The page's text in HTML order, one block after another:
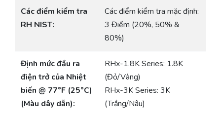
Các điểm kiểm tra
RH NIST:
Các điểm kiểm tra mặc định:
3 Điểm (20%, 50% &
80%)
Định mức đầu ra
điện trở của Nhiệt
biến @ 77°F (25°C)
(Màu dây dẫn):
RHx-1.8K Series: 1.8K
(Đỏ/Vàng)
RHx-3K Series: 3K
(Trắng/Nâu)